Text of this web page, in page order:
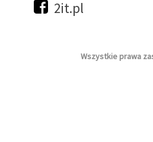
2it.pl
Wszystkie prawa